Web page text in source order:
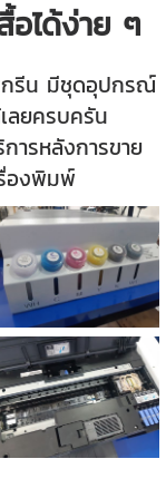
อได้ง่าย ๆ
กรีน มีชุดอุปกรณ์
ลยครบครัน
ารหลังการขาย
องพิมพ์